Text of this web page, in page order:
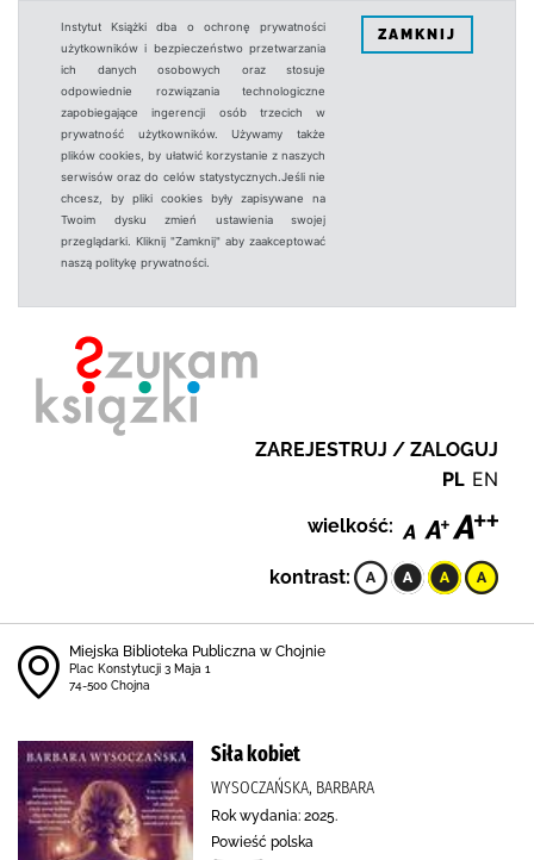
Instytut Książki dba o ochronę prywatności
użytkowników i bezpieczeństwo przetwarzania
ich danych osobowych oraz stosuje
odpowiednie rozwiązania technologiczne
zapobiegające ingerencji osób trzecich w
prywatność użytkowników. Używamy także
plików cookies, by ułatwić korzystanie z naszych
serwisów oraz do celów statystycznych.Jeśli nie
chcesz, by pliki cookies były zapisywane na
Twoim dysku zmień ustawienia swojej
przeglądarki. Kliknij "Zamknij" aby zaakceptować
naszą politykę prywatności.
ZAMKNIJ
ZAREJESTRUJ / ZALOGUJ
PL EN
wielkość:
kontrast:
Miejska Biblioteka Publiczna w Chojnie
Plac Konstytucji 3 Maja 1
74-500 Chojna
Siła kobiet
WYSOCZAŃSKA, BARBARA
Rok wydania: 2025.
Powieść polska